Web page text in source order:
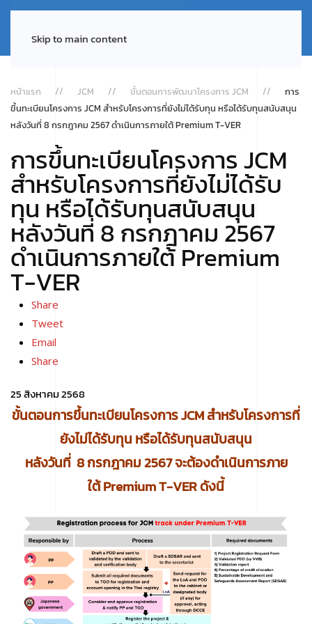
Skip to main content
หน้าแรก JCM ขั้นตอนการพัฒนาโครงการ JCM
การ
ขึ้นทะเบียนโครงการ JCM สำหรับโครงการที่ยังไม่ได้รับทุน หรือได้รับทุนสนับสนุน
หลังวันที่ 8 กรกฎาคม 2567 ดำเนินการภายใต้ Premium T-VER
การขึ้นทะเบียนโครงการ JCM
สำหรับโครงการที่ยังไม่ได้รับ
ทุน หรือได้รับทุนสนับสนุน
หลังวันที่ 8 กรกฎาคม 2567
ดำเนินการภายใต้ Premium
T-VER
Share
Tweet
Email
Share
25 สิงหาคม 2568
ขั้นตอนการขึ้นทะเบียนโครงการ JCM สำหรับโครงการที่
ยังไม่ได้รับทุน หรือได้รับทุนสนับสนุน
หลังวันที่ 8 กรกฎาคม 2567 จะต้องดำเนินการภาย
ใต้Premium T-VER ดังนี้